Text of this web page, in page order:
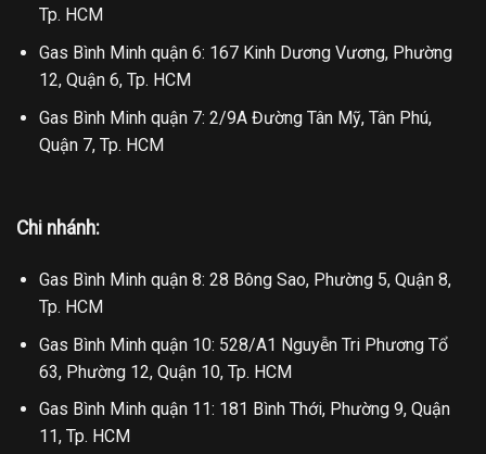
Tp. HCM
Gas Bình Minh quận 6: 167 Kinh Dương Vương, Phường
12, Quận 6, Tp. HCM
Gas Bình Minh quận 7: 2/9A Đường Tân Mỹ, Tân Phú,
Quận 7, Tp. HCM
Chi nhánh:
Gas Bình Minh quận 8: 28 Bông Sao, Phường 5, Quận 8,
Tp. HCM
Gas Bình Minh quận 10: 528/A1 Nguyễn Tri Phương Tổ
63, Phường 12, Quận 10, Tp. HCM
Gas Bình Minh quận 11: 181 Bình Thới, Phường 9, Quận
11, Tp. HCM